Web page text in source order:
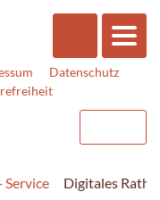
Datenschutz
Service Digitales